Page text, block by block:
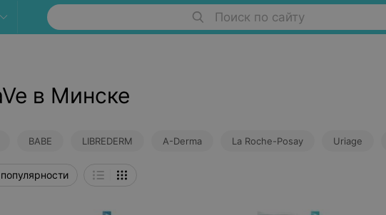
Поиск по сайту
в Минске
BABE LIBREDERM A-Derma La Roche-Posay Uriage